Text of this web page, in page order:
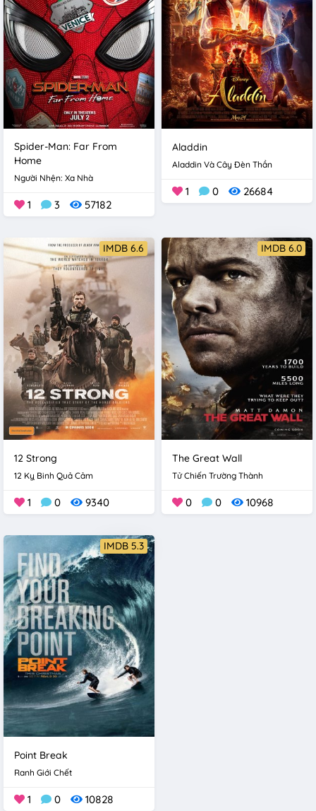
Spider-Man: Far From
Home
Người Nhện: Xa Nhà
1 3 57182
Aladdin
Aladdin Và Cây Đèn Thần
1 0 26684
IMDB 6.6
12 Strong
12 Kỵ Binh Quả Cảm
1 0 9340
IMDB 6.0
The Great Wall
Tử Chiến Trường Thành
0 0 10968
IMDB 5.3
Point Break
Ranh Giới Chết
1 0 10828